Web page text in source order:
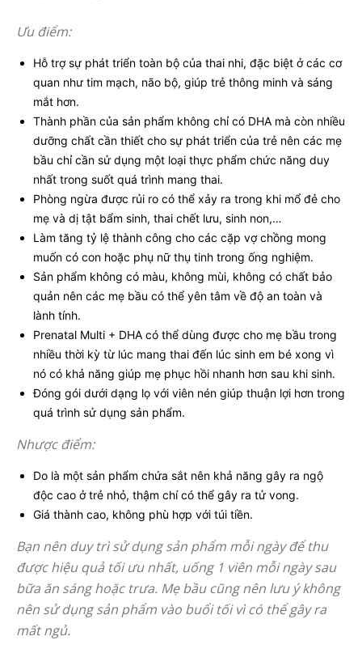
Ưu điểm:
Hỗ trợ sự phát triển toàn bộ của thai nhi, đặc biệt ở các cơ
quan như tim mạch, não bộ, giúp trẻ thông minh và sáng
mắt hơn.
Thành phần của sản phẩm không chỉ có DHA mà còn nhiều
dưỡng chất cần thiết cho sự phát triển của trẻ nên các mẹ
bầu chỉ cần sử dụng một loại thực phẩm chức năng duy
nhất trong suốt quá trình mang thai.
Phòng ngừa được rủi ro có thể xảy ra trong khi mổ đẻ cho
mẹ và dị tật bẩm sinh, thai chết lưu, sinh non,…
Làm tăng tỷ lệ thành công cho các cặp vợ chồng mong
muốn có con hoặc phụ nữ thụ tinh trong ống nghiệm.
Sản phẩm không có màu, không mùi, không có chất bảo
quản nên các mẹ bầu có thể yên tâm về độ an toàn và
lành tính.
Prenatal Multi + DHA có thể dùng được cho mẹ bầu trong
nhiều thời kỳ từ lúc mang thai đến lúc sinh em bé xong vì
nó có khả năng giúp mẹ phục hồi nhanh hơn sau khi sinh.
Đóng gói dưới dạng lọ với viên nén giúp thuận lợi hơn trong
quá trình sử dụng sản phẩm.
Nhược điểm:
Do là một sản phẩm chứa sắt nên khả năng gây ra ngộ
độc cao ở trẻ nhỏ, thậm chí có thể gây ra tử vong.
Giá thành cao, không phù hợp với túi tiền.
Bạn nên duy trì sử dụng sản phẩm mỗi ngày để thu
được hiệu quả tối ưu nhất, uống 1 viên mỗi ngày sau
bữa ăn sáng hoặc trưa. Mẹ bầu cũng nên lưu ý không
nên sử dụng sản phẩm vào buổi tối vì có thể gây ra
mất ngủ.